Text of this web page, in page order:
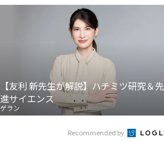
【友利 新先生が解説】ハチミツ研究＆先
進サイエンス
ゲラン
Recommended by